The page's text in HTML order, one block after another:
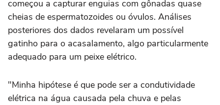
começou a capturar enguias com gônadas quase
cheias de espermatozoides ou óvulos. Análises
posteriores dos dados revelaram um possível
gatinho para o acasalamento, algo particularmente
adequado para um peixe elétrico.
"Minha hipótese é que pode ser a condutividade
elétrica na água causada pela chuva e pelas